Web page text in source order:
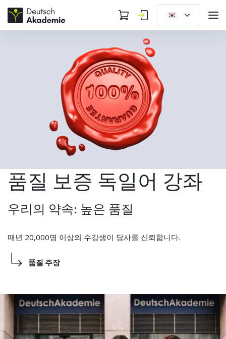
품질 보증 독일어 강좌
우리의 약속: 높은 품질
매년 20,000명 이상의 수강생이 당사를 신뢰합니다.
품질 주장